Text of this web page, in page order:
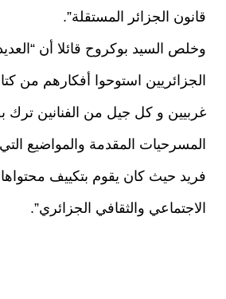
قانون الجزائر المستقلة”.
وخلص السيد بوكروح قائلا أن
الجزائريين استوحوا أفكارهم من
غربيين و كل جيل من الفنانين ترك
المسرحيات المقدمة والمواضيع
فريد حيث كان يقوم بتكييف
الاجتماعي والثقافي الجزائري”.